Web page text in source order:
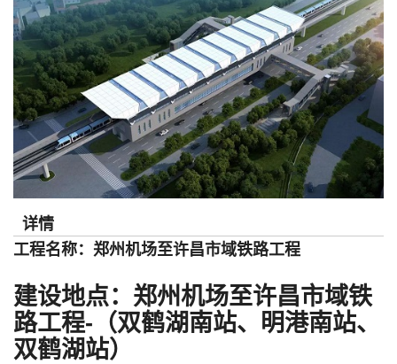
详情
工程名称：郑州机场至许昌市域铁路工程
建设地点：郑州机场至许昌市域铁
路工程- （双鹤湖南站、明港南站、
双鹤湖站）